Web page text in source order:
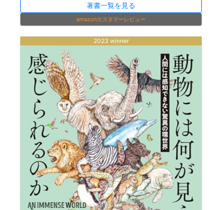
著書一覧を見る
amazonカスタマーレビュー
2023 winner